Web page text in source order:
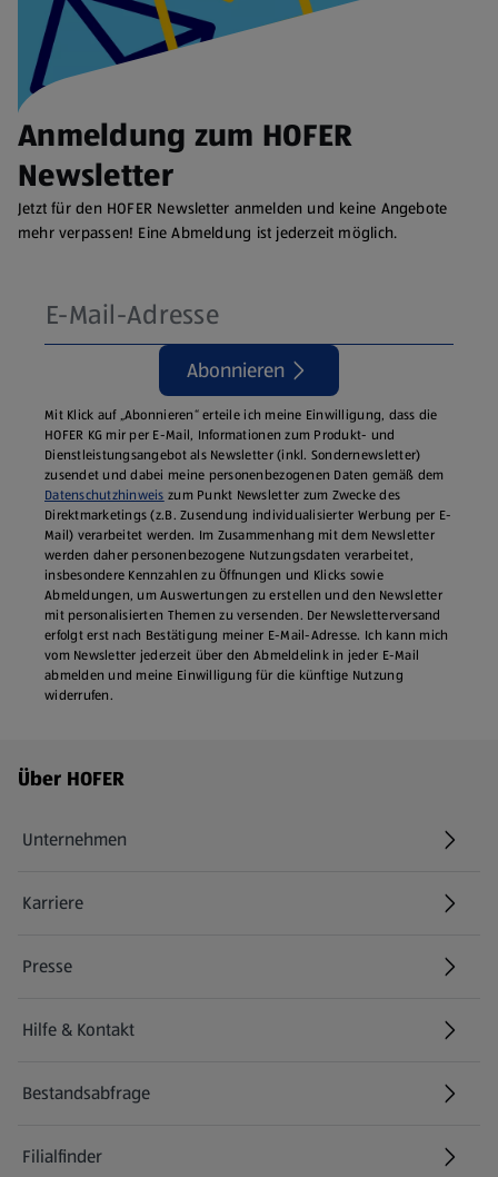
Anmeldung zum HOFER
Newsletter
Jetzt für den HOFER Newsletter anmelden und keine Angebote
mehr verpassen! Eine Abmeldung ist jederzeit möglich.
Abonnieren
Mit Klick auf „Abonnieren“ erteile ich meine Einwilligung, dass die
HOFER KG mir per E-Mail, Informationen zum Produkt- und
Dienstleistungsangebot als Newsletter (inkl. Sondernewsletter)
zusendet und dabei meine personenbezogenen Daten gemäß dem
Datenschutzhinweis zum Punkt Newsletter zum Zwecke des
Direktmarketings (z.B. Zusendung individualisierter Werbung per E-
Mail) verarbeitet werden. Im Zusammenhang mit dem Newsletter
werden daher personenbezogene Nutzungsdaten verarbeitet,
insbesondere Kennzahlen zu Öffnungen und Klicks sowie
Abmeldungen, um Auswertungen zu erstellen und den Newsletter
mit personalisierten Themen zu versenden. Der Newsletterversand
erfolgt erst nach Bestätigung meiner E-Mail-Adresse. Ich kann mich
vom Newsletter jederzeit über den Abmeldelink in jeder E‑Mail
abmelden und meine Einwilligung für die künftige Nutzung
widerrufen.
Fußzeilenmenü - weitere Links
Über HOFER
Unternehmen
Karriere
(öffnet in einem neuen Tab)
Presse
Hilfe & Kontakt
(öffnet in einem neuen Tab)
Bestandsabfrage
(öffnet in einem neuen Tab)
Filialfinder